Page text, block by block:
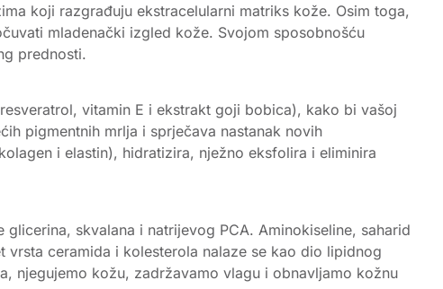
koji razgrađuju ekstracelularni matriks kože. Osim toga,
mladenački izgled kože. Svojom sposobnošću
prednosti.
vitamin E i ekstrakt goji bobica), kako bi vašoj
pigmentnih mrlja i sprječava nastanak novih
i elastin), hidratizira, nježno eksfolira i eliminira
skvalana i natrijevog PCA. Aminokiseline, saharid
ceramida i kolesterola nalaze se kao dio lipidnog
njegujemo kožu, zadržavamo vlagu i obnavljamo kožnu